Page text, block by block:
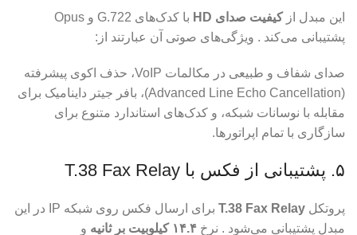
این مبدل ازکیفیت صدای HD
با کدک‌های G.722 و Opus
پشتیبانی می‌کند . ویژگی‌های صوتی آن عبارتند از:
صدای شفاف و طبیعی در مکالمات VoIP، حذف اکوی پیشرفته
(Advanced Line Echo Cancellation)، بافر جیتر داینامیک برای
مقابله با نوسانات شبکه، و کدک‌های استاندارد متنوع برای
سازگاری با تمام اپراتورها.
۵. پشتیبانی از فکس با T.38 Fax Relay
پروتکل T.38 Fax Relay
برای ارسال فکس روی شبکه IP در این
مبدل پشتیبانی می‌شود . نرخ ۱۴.۴ کیلوبیت بر ثانیه
و